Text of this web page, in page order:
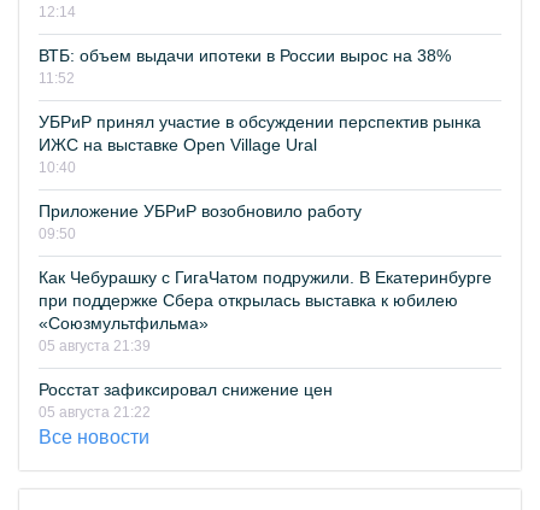
12:14
ВТБ: объем выдачи ипотеки в России вырос на 38%
11:52
УБРиР принял участие в обсуждении перспектив рынка
ИЖС на выставке Open Village Ural
10:40
Приложение УБРиР возобновило работу
09:50
Как Чебурашку с ГигаЧатом подружили. В Екатеринбурге
при поддержке Сбера открылась выставка к юбилею
«Союзмультфильма»
05 августа 21:39
Росстат зафиксировал снижение цен
05 августа 21:22
Все новости